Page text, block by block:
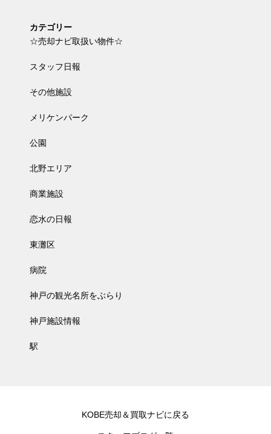
カテゴリー
☆売却ナビ取扱い物件☆
スタッフ日報
その他施設
メリケンパーク
公園
北野エリア
商業施設
恋水の日報
東灘区
病院
神戸の観光名所をぶらり
神戸施設情報
駅
KOBE売却＆買取ナビに戻る